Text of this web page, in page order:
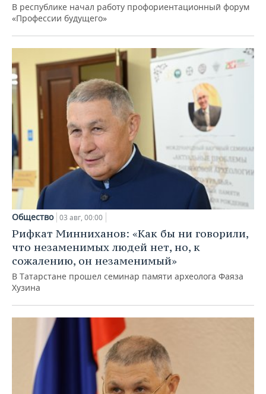
В республике начал работу профориентационный форум
«Профессии будущего»
Общество 03 авг, 00:00
Рифкат Минниханов: «Как бы ни говорили,
что незаменимых людей нет, но, к
сожалению, он незаменимый»
В Татарстане прошел семинар памяти археолога Фаяза
Хузина